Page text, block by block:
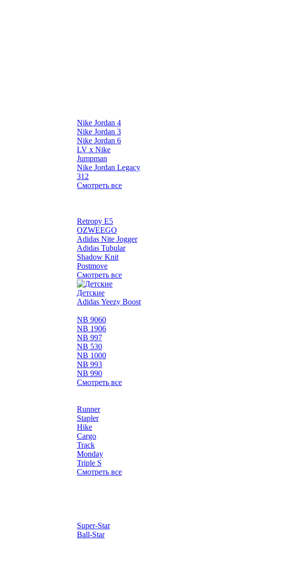
Nike Jordan 4
Nike Jordan 3
Nike Jordan 6
LV x Nike
Jumpman
Nike Jordan Legacy
312
Смотреть все
Retropy E5
OZWEEGO
Adidas Nite Jogger
Adidas Tubular
Shadow Knit
Postmove
Смотреть все
Детские
Adidas Yeezy Boost
NB 9060
NB 1906
NB 997
NB 530
NB 1000
NB 993
NB 990
Смотреть все
Runner
Stapler
Hike
Cargo
Track
Monday
Triple S
Смотреть все
Super-Star
Ball-Star